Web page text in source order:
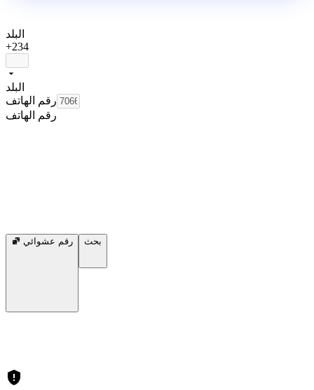
البلد
+234
البلد
رقم الهاتف
رقم الهاتف
رقم عشوائي بحث